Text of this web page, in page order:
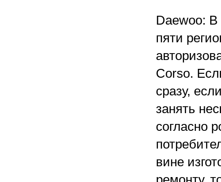
Daewoo:
пяти
Corso.
сразу,
занять
согласно
вине